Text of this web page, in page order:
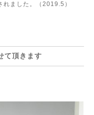
れました。（2019.5）
て頂きます